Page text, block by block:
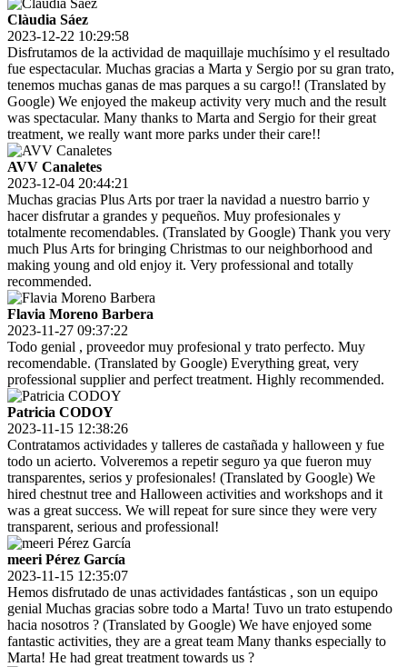
Clàudia Sáez
2023-12-22 10:29:58
Disfrutamos de la actividad de maquillaje muchísimo y el resultado
fue espectacular. Muchas gracias a Marta y Sergio por su gran trato,
tenemos muchas ganas de mas parques a su cargo!! (Translated by
Google) We enjoyed the makeup activity very much and the result
was spectacular. Many thanks to Marta and Sergio for their great
treatment, we really want more parks under their care!!
AVV Canaletes
2023-12-04 20:44:21
Muchas gracias Plus Arts por traer la navidad a nuestro barrio y
hacer disfrutar a grandes y pequeños. Muy profesionales y
totalmente recomendables. (Translated by Google) Thank you very
much Plus Arts for bringing Christmas to our neighborhood and
making young and old enjoy it. Very professional and totally
recommended.
Flavia Moreno Barbera
2023-11-27 09:37:22
Todo genial , proveedor muy profesional y trato perfecto. Muy
recomendable. (Translated by Google) Everything great, very
professional supplier and perfect treatment. Highly recommended.
Patricia CODOY
2023-11-15 12:38:26
Contratamos actividades y talleres de castañada y halloween y fue
todo un acierto. Volveremos a repetir seguro ya que fueron muy
transparentes, serios y profesionales! (Translated by Google) We
hired chestnut tree and Halloween activities and workshops and it
was a great success. We will repeat for sure since they were very
transparent, serious and professional!
meeri Pérez García
2023-11-15 12:35:07
Hemos disfrutado de unas actividades fantásticas , son un equipo
genial Muchas gracias sobre todo a Marta! Tuvo un trato estupendo
hacia nosotros ? (Translated by Google) We have enjoyed some
fantastic activities, they are a great team Many thanks especially to
Marta! He had great treatment towards us ?